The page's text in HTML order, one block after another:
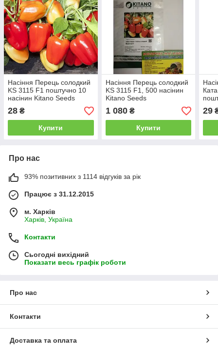
Насіння Перець солодкий
KS 3115 F1 поштучно 10
насінин Kitano Seeds
28 ₴
Купити
Насіння Перець солодкий
KS 3115 F1, 500 насінин
Kitano Seeds
1 080₴
Купити
29
Про нас
93% позитивних з 1114 відгуків за рік
Працює з 31.12.2015
м. Харків
Харків, Україна
Контакти
Сьогодні вихідний
Показати весь графік роботи
Про нас
Контакти
Доставка та оплата